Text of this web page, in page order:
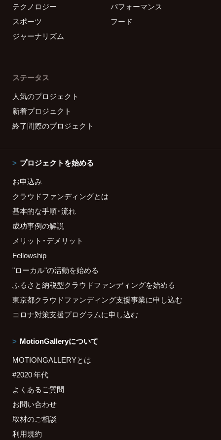
テクノロジー
パフォーマンス
スポーツ
フード
ジャーナリズム
ステータス
人気のプロジェクト
新着プロジェクト
終了間際のプロジェクト
プロジェクトを始める
お申込み
クラウドファンディングとは
基本的な手順・流れ
成功事例の解説
メリット・デメリット
Fellowship
"ローカル"の活動を始める
ふるさと納税型クラウドファンディングを始める
東京都クラウドファンディング支援事業に申し込む
コロナ対策支援プログラムに申し込む
MotionGalleryについて
MOTIONGALLERYとは
#2020 年代
よくあるご質問
お問い合わせ
取材のご相談
利用規約